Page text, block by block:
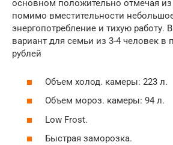
основном положительно отмечая из
помимо вместительности
энергопотребление и тихую работу.
вариант для семьи из 3-4 человек в
рублей
Объем холод. камеры: 223 л.
Объем мороз. камеры: 94 л.
Low Frost.
Быстрая заморозка.